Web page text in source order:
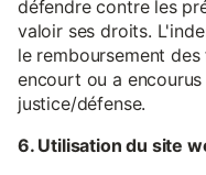
défendre contre les
valoir ses droits.
le remboursement
encourt ou a
justice/défense.
6. Utilisation du site